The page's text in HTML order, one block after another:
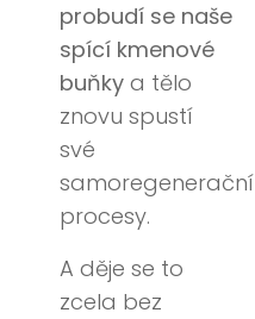
probudí se naše
spící kmenové
buňky a tělo
znovu spustí
své
samoregenerační
procesy.
A děje se to
zcela bez